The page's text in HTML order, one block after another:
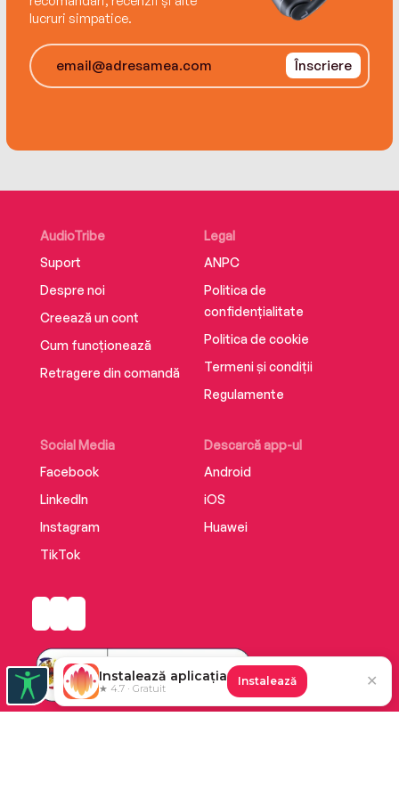
lucruri simpatice.
Înscriere
AudioTribe
Suport
Despre noi
Creează un cont
Cum funcționează
Retragere din comandă
Social Media
Facebook
LinkedIn
Instagram
TikTok
Descarcă app-ul
Android
iOS
Huawei
Legal
ANPC
Politica de
confidențialitate
Politica de cookie
Termeni și condiții
Regulamente
Instalează aplicația
★ 4.7 · Gratuit
Instalează ✕